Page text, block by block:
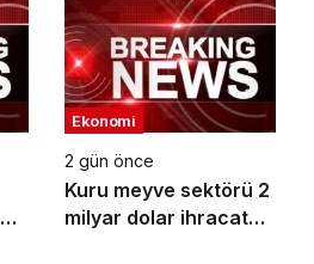
trilyon TL’yi aştı
Ekonomi
2 gün önce
Kuru meyve sektörü 2
milyar dolar ihracat